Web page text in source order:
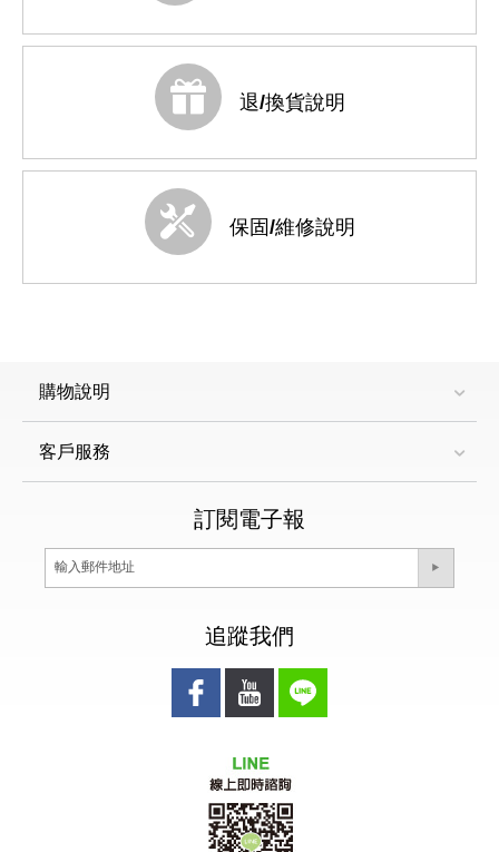
退/換貨說明
保固/維修說明
購物說明
客戶服務
訂閱電子報
追蹤我們